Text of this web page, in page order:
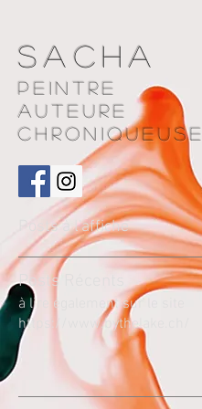
Sacha
Peintre
AUTEURE
chroniqueuse
Posts à l'affiche
Pos ts Récents
à lire également sur le site
https://www.bythelake.ch/